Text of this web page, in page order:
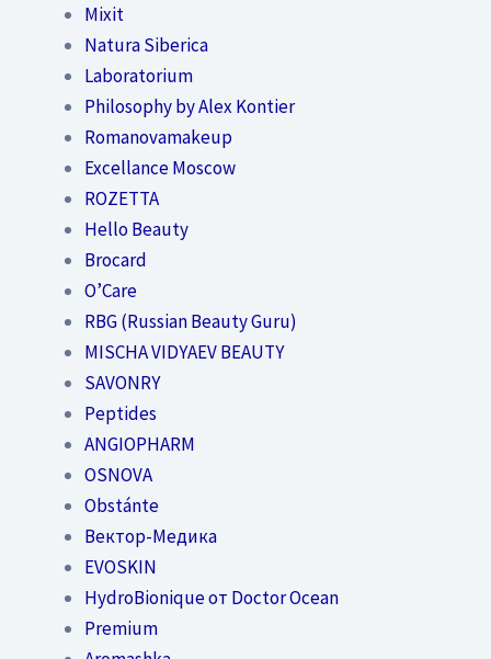
Mixit
Natura Siberica
Laboratorium
Philosophy by Alex Kontier
Romanovamakeup
Excellance Moscow
ROZETTA
Hello Beauty
Brocard
O’Care
RBG (Russian Beauty Guru)
MISCHA VIDYAEV BEAUTY
SAVONRY
Peptides
ANGIOPHARM
OSNOVA
Obstánte
Вектор-Медика
EVOSKIN
HydroBionique от Doctor Ocean
Premium